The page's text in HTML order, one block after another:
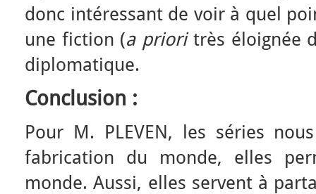
donc intéressant de voir à quel
une fiction (a prioritrès éloignée
diplomatique.
Conclusion :
Pour M. PLEVEN, les séries
fabrication du monde, elles
monde. Aussi, elles servent à